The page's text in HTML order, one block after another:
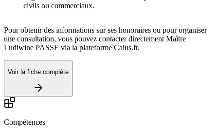
civils ou commerciaux.
Pour obtenir des informations sur ses honoraires ou pour organiser
une consultation, vous pouvez contacter directement Maître
Ludiwine PASSE via la plateforme Caius.fr.
Voir la fiche complète
Compétences